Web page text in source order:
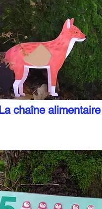
La chaîne alimentaire